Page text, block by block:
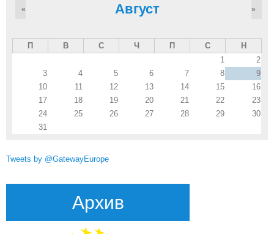
Август
« »
П В С Ч П С
Н
1
2
3
4 5 6 7 8
9
10
11 12 13 14 15
16
17
18 19 20 21 22
23
24
25 26 27 28 29
30
31
Tweets by @GatewayEurope
Архив